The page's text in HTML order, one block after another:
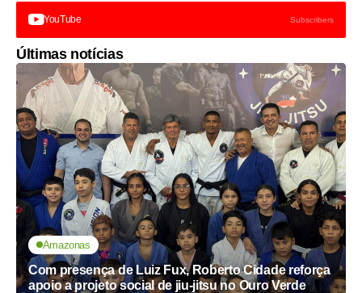
YouTube Subscribers
Últimas notícias
Amazonas
Com presença de Luiz Fux, Roberto Cidade reforça
apoio a projeto social de jiu-jitsu no Ouro Verde